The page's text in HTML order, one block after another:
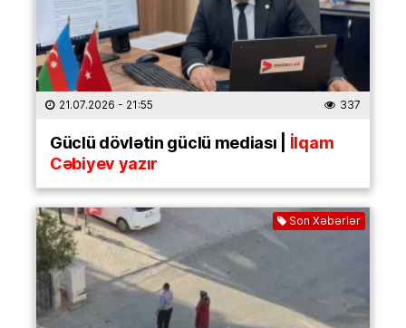
21.07.2026 - 21:55 337
Güclü dövlətin güclü mediası | İlqam
Cəbiyev yazır
Son Xəbərlər